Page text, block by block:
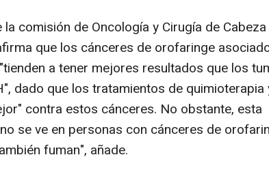
comisión de Oncología y Cirugía de
que los cánceres de orofaringe
a tener mejores resultados que los
dado que los tratamientos de quimioterapia
contra estos cánceres. No obstante, esta
se ve en personas con cánceres de
fuman", añade.